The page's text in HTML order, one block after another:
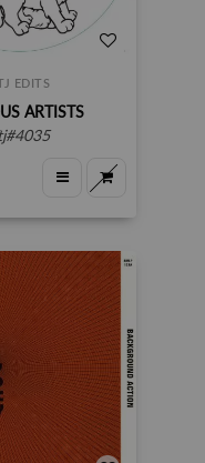
EDITS
ARTISTS